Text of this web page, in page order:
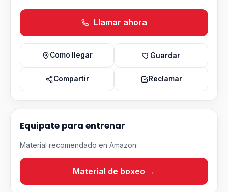
Llamar ahora
Como llegar Guardar
Compartir Reclamar
Equipate para entrenar
Material recomendado en Amazon:
Material de boxeo →